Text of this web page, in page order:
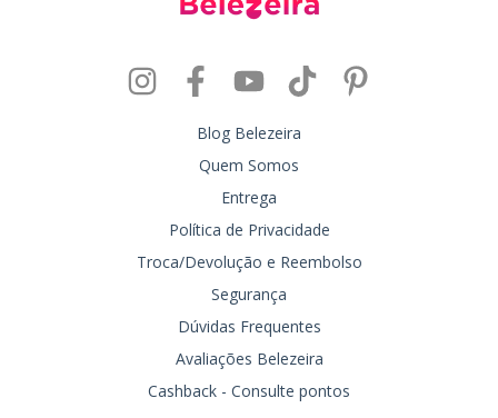
Blog Belezeira
Quem Somos
Entrega
Política de Privacidade
Troca/Devolução e Reembolso
Segurança
Dúvidas Frequentes
Avaliações Belezeira
Cashback - Consulte pontos